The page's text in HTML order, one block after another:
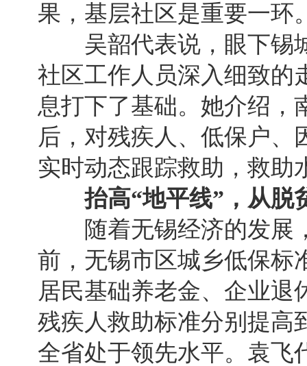
果，基层社区是重要一环
吴韶代表说，眼下锡
社区工作人员深入细致的
息打下了基础。她介绍，
后，对残疾人、低保户、
实时动态跟踪救助，救助
抬高“地平线”，从脱
随着无锡经济的发展，
前，无锡市区城乡低保标
居民基础养老金、企业退
残疾人救助标准分别提高
全省处于领先水平。袁飞